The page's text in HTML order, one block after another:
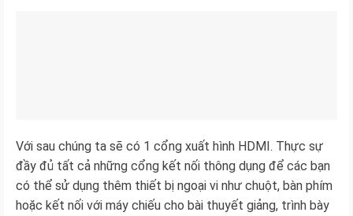
Với sau chúng ta sẽ có 1 cổng xuất hình HDMI. Thực sự
đầy đủ tất cả những cổng kết nối thông dụng để các bạn
có thể sử dụng thêm thiết bị ngoại vi như chuột, bàn phím
hoặc kết nối với máy chiếu cho bài thuyết giảng, trình bày